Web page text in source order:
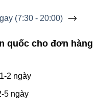
(7:30 - 20:00)
quốc cho đơn hàng
2 ngày
5 ngày